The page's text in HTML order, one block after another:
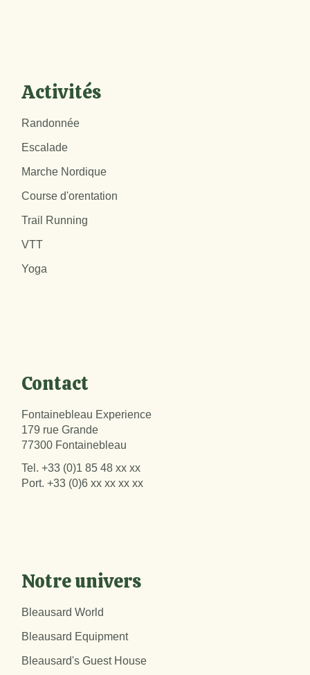
Activités
Randonnée
Escalade
Marche Nordique
Course d'orentation
Trail Running
VTT
Yoga
Contact
Fontainebleau Experience
179 rue Grande
77300 Fontainebleau
Tel.+33 (0)1 85 48 xx xx
Port.+33 (0)6 xx xx xx xx
Notre univers
Bleausard World
Bleausard Equipment
Bleausard's Guest House